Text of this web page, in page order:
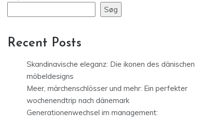
Søg
Recent Posts
Skandinavische eleganz: Die ikonen des dänischen
möbeldesigns
Meer, märchenschlösser und mehr: Ein perfekter
wochenendtrip nach dänemark
Generationenwechsel im management: